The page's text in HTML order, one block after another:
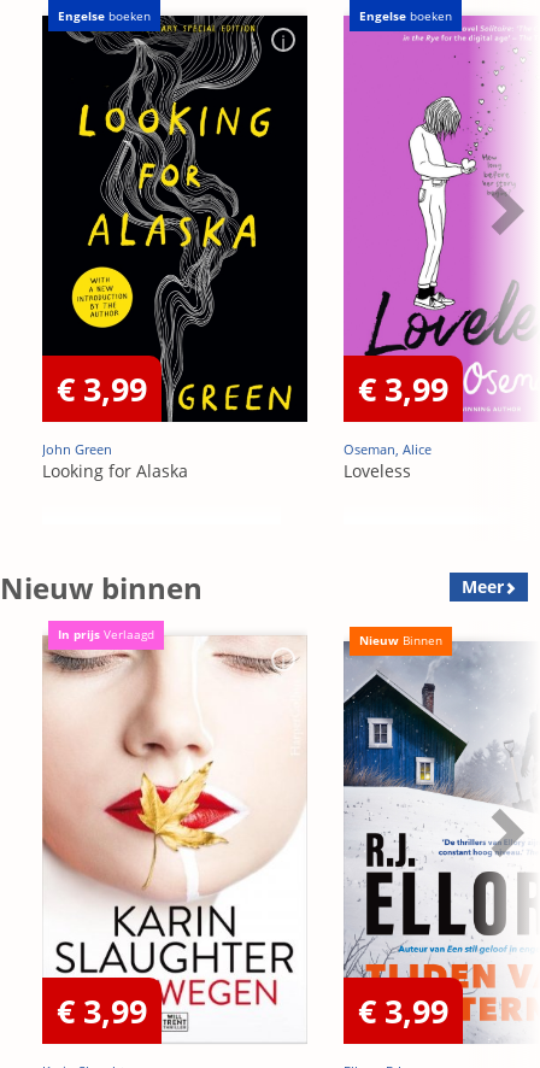
Engelse boeken
€ 3,99
John Green
Looking for Alaska
Engelse boeken
€ 3,99
Oseman, Alice
Loveless
Nieuw binnen Meer
In prijs Verlaagd
€ 3,99
Nieuw Binnen
€ 3,99